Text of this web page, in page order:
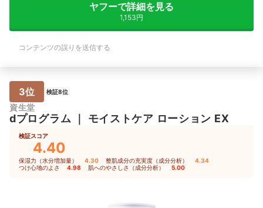
ヤフーで詳細を見る
1,153円
コンテンツの誤りを送信する
3位 検証8位
資生堂
dプログラム モイストケア ローション EX
検証スコア
4.40
保湿力（水分増加量） 4.30 整肌成分の充実度（成分分析） 4.34
つけ心地のよさ 4.98 肌へのやさしさ（成分分析） 5.00